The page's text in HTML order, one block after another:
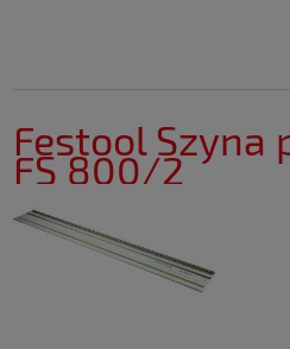
Festool Szyna
FS 800/2